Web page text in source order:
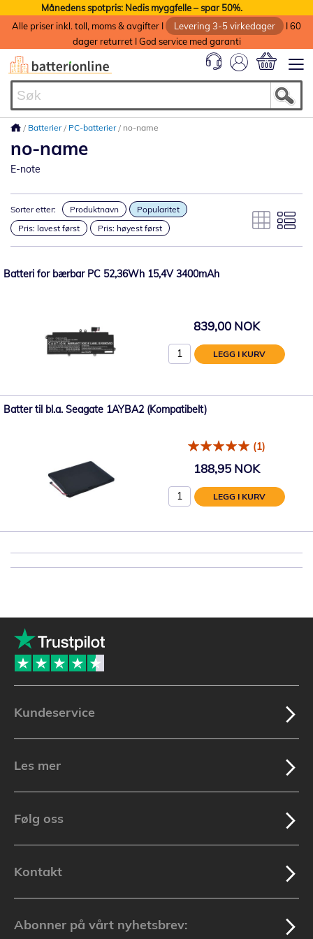
Månedens spotpris: Nedis myggfelle – spar 50%.
Alle priser inkl. toll, moms & avgifter I
Levering 3-5 virkedager
I 60
dager returret I God service med garanti
Batterier PC-batterier no-name
no-name
E-note
Sorter etter: Produktnavn
Popularitet
Pris: lavest først
Pris: høyest først
Batteri for bærbar PC 52,36Wh 15,4V 3400mAh
839,00 NOK
LEGG I KURV
Batter til bl.a. Seagate 1AYBA2 (Kompatibelt)
(1)
188,95 NOK
LEGG I KURV
Kundeservice
Les mer
Følg oss
Kontakt
Abonner på vårt nyhetsbrev: